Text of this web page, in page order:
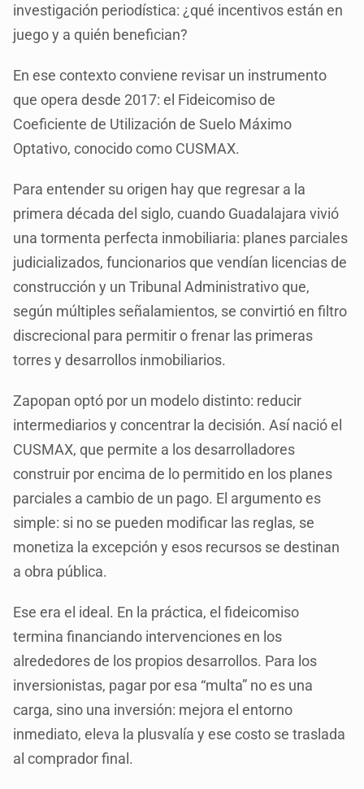
investigación periodística: ¿qué incentivos están en
juego y a quién benefician?
En ese contexto conviene revisar un instrumento
que opera desde 2017: el Fideicomiso de
Coeficiente de Utilización de Suelo Máximo
Optativo, conocido como CUSMAX.
Para entender su origen hay que regresar a la
primera década del siglo, cuando Guadalajara vivió
una tormenta perfecta inmobiliaria: planes parciales
judicializados, funcionarios que vendían licencias de
construcción y un Tribunal Administrativo que,
según múltiples señalamientos, se convirtió en filtro
discrecional para permitir o frenar las primeras
torres y desarrollos inmobiliarios.
Zapopan optó por un modelo distinto: reducir
intermediarios y concentrar la decisión. Así nació el
CUSMAX, que permite a los desarrolladores
construir por encima de lo permitido en los planes
parciales a cambio de un pago. El argumento es
simple: si no se pueden modificar las reglas, se
monetiza la excepción y esos recursos se destinan
a obra pública.
Ese era el ideal. En la práctica, el fideicomiso
termina financiando intervenciones en los
alrededores de los propios desarrollos. Para los
inversionistas, pagar por esa “multa” no es una
carga, sino una inversión: mejora el entorno
inmediato, eleva la plusvalía y ese costo se traslada
al comprador final.